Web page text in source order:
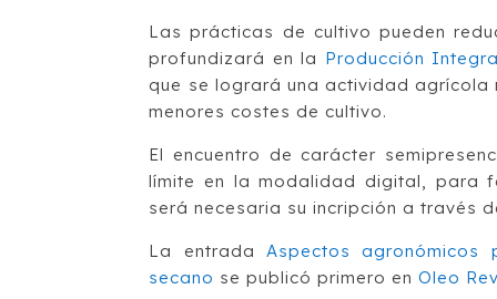
Las prácticas de cultivo pueden
profundizará en la Producción
que se logrará una actividad agrícola
menores costes de cultivo.
El encuentro de carácter
límite en la modalidad digital, para
será necesaria su incripción a través
La entrada Aspectos
secano se publicó primero enOleo